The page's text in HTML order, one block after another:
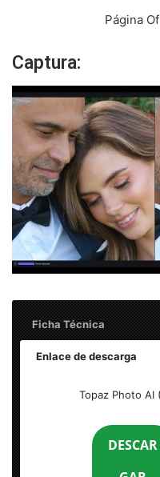
Página
Captura:
Ficha Técnica
Enlace de descarga
Topaz Photo AI
DESCAR